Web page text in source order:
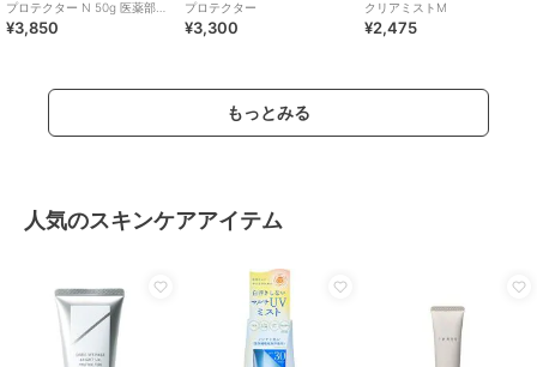
プロテクター N 50g 医薬部外
品（顔用日焼け止め）
¥3,850
プロテクター
¥3,300
クリアミストM
¥2,475
もっとみる
人気のスキンケアアイテム